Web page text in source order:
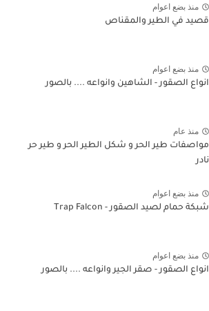
منذ بضع اعوام
قصيد في الطير والمقناص
منذ بضع اعوام
انواع الصقور - الشاهين وانواعه .... بالصور
منذ عام
مواصفات طير الحر و شكل الطير الحر و طير حر
نادر
منذ بضع اعوام
شبكة حمام لصيد الصقور - Trap Falcon
منذ بضع اعوام
انواع الصقور - صقر الجير وانواعه .... بالصور